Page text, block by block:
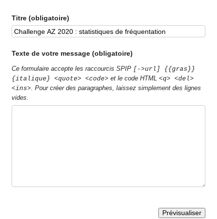
Titre (obligatoire)
Texte de votre message (obligatoire)
Ce formulaire accepte les raccourcis SPIP [->url] {{gras}}
{italique} <quote> <code> et le code HTML<q> <del>
<ins> . Pour créer des paragraphes, laissez simplement des lignes
vides.